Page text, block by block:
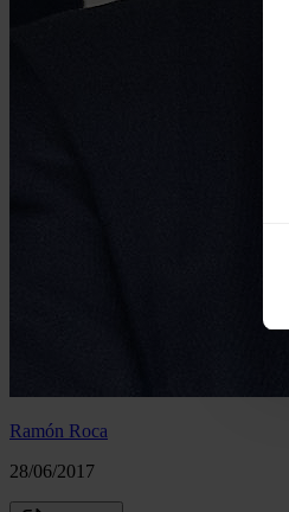
Ramón Roca
28/06/2017